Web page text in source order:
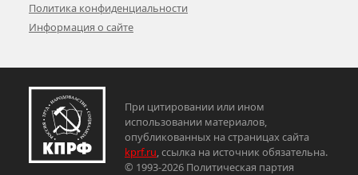
Политика конфиденциальности
Информация о сайте
При цитировании или ином
использовании материалов,
опубликованных на страницах сайта
kprf.ru, ссылка на источник обязательна.
© 1993-2026 Политическая партия